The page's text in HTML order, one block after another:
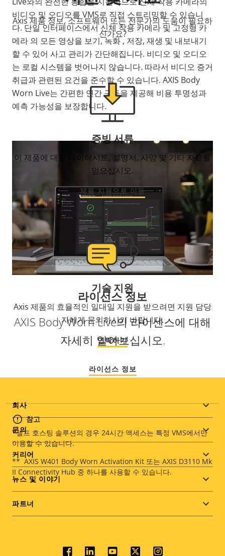
비디오 및 오디오를 VMS로 직접 스트리밍할 수 있습니
다. 단일 인터페이스에서 신체 착용 카메라 및 고정형 카
메라 의 모든 영상을 보기, 녹화 , 저장, 재생 및 내보내기
할 수 있어 사고 관리가 간단해집니다. 비디오 및 오디오
는 로컬 시스템을 벗어나지 않습니다. 따라서 비디오 증거
취급과 관련된 요건을 준수할 수 있습니다. AXIS Body
Worn Live는 간편한 연간 구독을 제공해 비용 투명성과
예측 가능성을 보장합니다.
라이선스 정보
AXIS Body Worn Live의 라이센스에 대해
자세히 알아보십시오.
라이선스 정보
참고
*셀프 호스팅 솔루션의 경우 24시간 액세스는 특정 VMS에서만
이용할 수 있습니다.
** AXIS W401 Body Worn Activation Kit 또는 AXIS D3110 Mk
II Connectivity Hub 중 하나를 사용할 수 있습니다.
Axis 제품 정보, 소프트웨어 또는 전문가의 도움이 필요하
신가요?
증빙 서류
이 제품에 대한 데이터시트, 설명서, 사양 및 기타 자료를
얻으십시오.
제품 지원으로 이동
기술 지원
Axis 제품의 효율적인 일대일 지원을 받으려면 지원 담당
자에게 문의하시기 바랍니다.
연락하기
Footer
menu
회사
문의
커리어
뉴스 및 이야기
파트너